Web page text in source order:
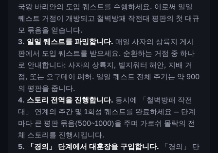
국왕 바리안의 도입 퀘스트를 수행하세요. 이로써 일일
퀘스트 거점이 개방되고 철벽방패 작전대 평판의 첫 대규
모 묶음을 얻습니다.
일일 퀘스트를 파밍합니다. 매일 사자의 상륙지 게시
판에서 도입 퀘스트를 받으세요. 순환하는 거점 중 하나
로 안내합니다: 사자의 상륙지, 빌지워터 해안, 지배 거
점, 또는 오구데이 폐허. 일일 퀘스트 전체 주기는 약 900
의 평판을 줍니다.
스토리 전역을 진행합니다. 동시에 「철벽방패 작전
대」 연계의 주간 및 1회성 퀘스트를 완료하세요 — 단계
마다 큰 평판 묶음(500~1000)을 주며 가로쉬 몰락의 전
체 스토리를 진행시킵니다.
「경의」 단계에서 대훈장을 구입합니다. 「경의」 단